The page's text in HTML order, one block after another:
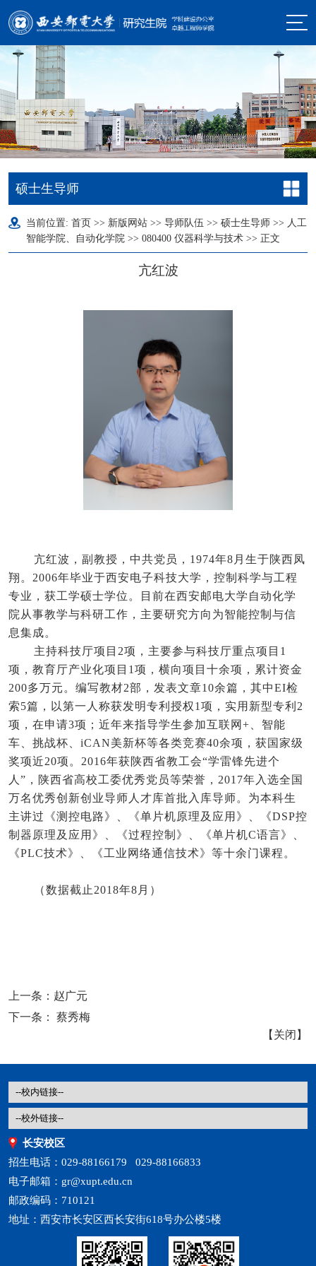
硕士生导师
当前位置: 首页 >> 新版网站 >> 导师队伍 >> 硕士生导师 >> 人工
智能学院、自动化学院 >> 080400 仪器科学与技术 >> 正文
亢红波
亢红波，副教授，中共党员，1974年8月生于陕西凤
翔。2006年毕业于西安电子科技大学，控制科学与工程
专业，获工学硕士学位。目前在西安邮电大学自动化学
院从事教学与科研工作，主要研究方向为智能控制与信
息集成。
主持科技厅项目2项，主要参与科技厅重点项目1
项，教育厅产业化项目1项，横向项目十余项，累计资金
200多万元。编写教材2部，发表文章10余篇，其中EI检
索5篇，以第一人称获发明专利授权1项，实用新型专利2
项，在申请3项；近年来指导学生参加互联网+、智能
车、挑战杯、iCAN美新杯等各类竞赛40余项，获国家级
奖项近20项。2016年获陕西省教工会“学雷锋先进个
人”，陕西省高校工委优秀党员等荣誉，2017年入选全国
万名优秀创新创业导师人才库首批入库导师。为本科生
主讲过《测控电路》、《单片机原理及应用》、《DSP控
制器原理及应用》、《过程控制》、《单片机C语言》、
《PLC技术》、《工业网络通信技术》等十余门课程。
（数据截止2018年8月）
上一条： 赵广元
下一条：
蔡秀梅
【 关闭 】
长安校区
招生电话：029-88166179 029-88166833
电子邮箱：gr@xupt.edu.cn
邮政编码：710121
地址：西安市长安区西长安街618号办公楼5楼